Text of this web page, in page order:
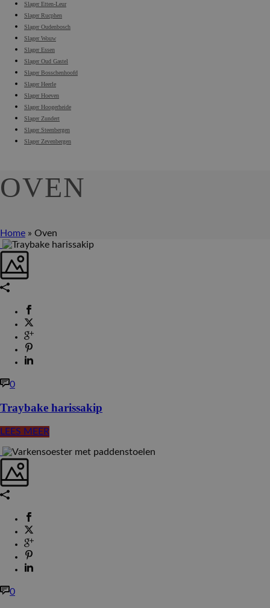
Slager Etten-Leur
Slager Rucphen
Slager Oudenbosch
Slager Wouw
Slager Essen
Slager Oud Gastel
Slager Bosschenhoofd
Slager Heerle
Slager Hoeven
Slager Hoogerheide
Slager Zundert
Slager Steenbergen
Slager Zevenbergen
OVEN
Home » Oven
0
Traybake harissakip
LEES MEER
0